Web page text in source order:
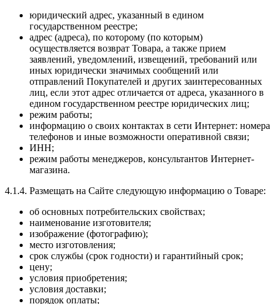
юридический адрес, указанный в едином
государственном реестре;
адрес (адреса), по которому (по которым)
осуществляется возврат Товара, а также прием
заявлений, уведомлений, извещений, требований или
иных юридически значимых сообщений или
отправлений Покупателей и других заинтересованных
лиц, если этот адрес отличается от адреса, указанного в
едином государственном реестре юридических лиц;
режим работы;
информацию о своих контактах в сети Интернет: номера
телефонов и иные возможности оперативной связи;
ИНН;
режим работы менеджеров, консультантов Интернет-
магазина.
4.1.4. Размещать на Сайте следующую информацию о Товаре:
об основных потребительских свойствах;
наименование изготовителя;
изображение (фотографию);
место изготовления;
срок службы (срок годности) и гарантийный срок;
цену;
условия приобретения;
условия доставки;
порядок оплаты;